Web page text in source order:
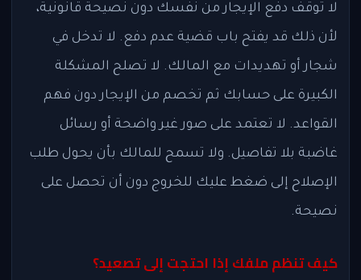
لا توقف دفع الإيجار من نفسك دون نصيحة قانونية،
لأن ذلك قد يفتح باب قضية عدم دفع. لا تدخل في
شجار أو تهديدات مع المالك. لا تصلح المشكلة
الكبيرة على حسابك ثم تخصم من الإيجار دون فهم
القواعد. لا تعتمد على صور غير واضحة أو رسائل
غاضبة بلا تفاصيل. ولا تسمح للمالك بأن يحول طلب
الإصلاح إلى ضغط عليك للخروج دون أن تحصل على
نصيحة.
كيف تنظم ملفك إذا احتجت إلى تصعيد؟